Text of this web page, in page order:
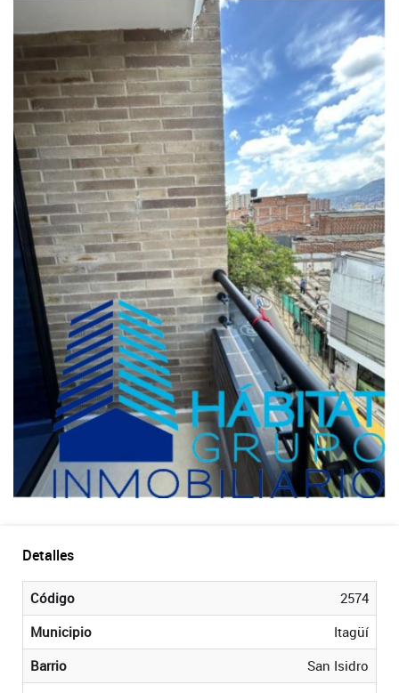
Detalles
Código
2574
Municipio
Itagüí
Barrio
San Isidro